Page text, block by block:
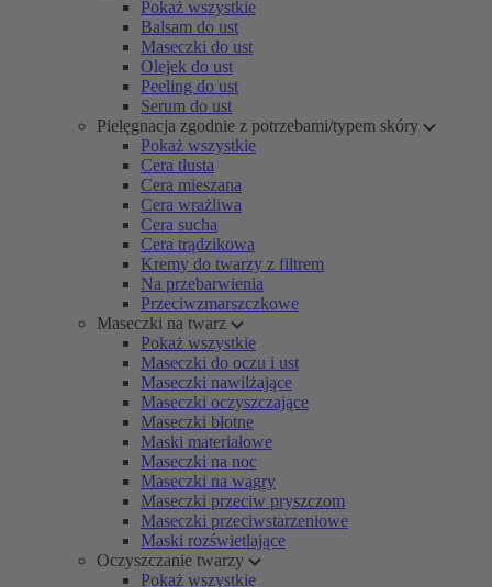
Pokaż wszystkie
Balsam do ust
Maseczki do ust
Olejek do ust
Peeling do ust
Serum do ust
Pielęgnacja zgodnie z potrzebami/typem skóry
Pokaż wszystkie
Cera tłusta
Cera mieszana
Cera wrażliwa
Cera sucha
Cera trądzikowa
Kremy do twarzy z filtrem
Na przebarwienia
Przeciwzmarszczkowe
Maseczki na twarz
Pokaż wszystkie
Maseczki do oczu i ust
Maseczki nawilżające
Maseczki oczyszczające
Maseczki błotne
Maski materiałowe
Maseczki na noc
Maseczki na wągry
Maseczki przeciw pryszczom
Maseczki przeciwstarzeniowe
Maski rozświetlające
Oczyszczanie twarzy
Pokaż wszystkie